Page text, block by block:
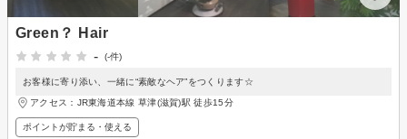
Green？ Hair
-
(-件)
お客様に寄り添い、一緒に“素敵なヘア”をつくります☆
アクセス：JR東海道本線 草津(滋賀)駅 徒歩15分
ポイントが貯まる・使える